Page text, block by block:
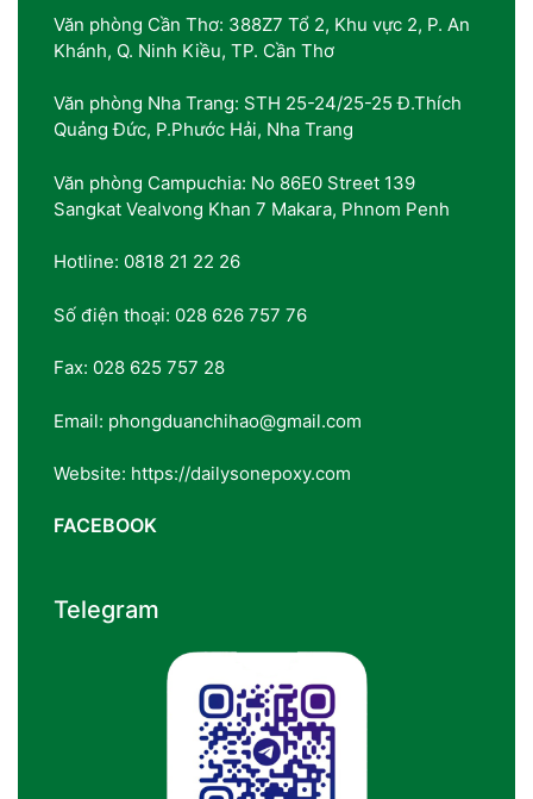
Văn phòng Cần Thơ: 388Z7 Tổ 2, Khu vực 2, P. An
Khánh, Q. Ninh Kiều, TP. Cần Thơ
Văn phòng Nha Trang: STH 25-24/25-25 Đ.Thích
Quảng Đức, P.Phước Hải, Nha Trang
Văn phòng Campuchia: No 86E0 Street 139
Sangkat Vealvong Khan 7 Makara, Phnom Penh
Hotline: 0818 21 22 26
Số điện thoại: 028 626 757 76
Fax: 028 625 757 28
Email: phongduanchihao@gmail.com
Website: https://dailysonepoxy.com
FACEBOOK
Telegram